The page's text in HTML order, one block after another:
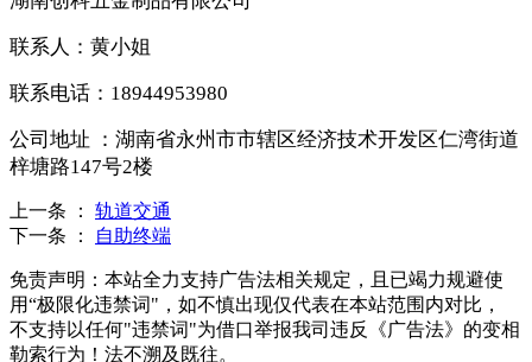
联系人：黄小姐
联系电话：18944953980
公司地址 ：湖南省永州市市辖区经济技术开发区仁湾街道
梓塘路147号2楼
上一条 ：
轨道交通
下一条 ：
自助终端
免责声明：本站全力支持广告法相关规定，且已竭力规避使
用“极限化违禁词"，如不慎出现仅代表在本站范围内对比，
不支持以任何"违禁词"为借口举报我司违反《广告法》的变相
勒索行为！法不溯及既往。